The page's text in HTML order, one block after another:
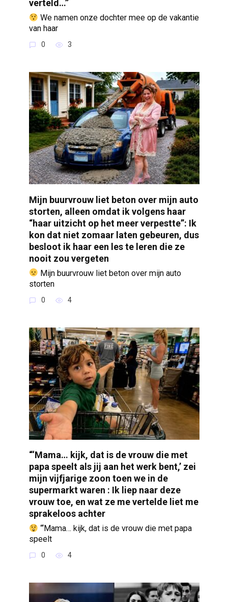
verteld…”
We namen onze dochter mee op de vakantie
van haar
0 3
Mijn buurvrouw liet beton over mijn auto
storten, alleen omdat ik volgens haar
“haar uitzicht op het meer verpestte”: Ik
kon dat niet zomaar laten gebeuren, dus
besloot ik haar een les te leren die ze
nooit zou vergeten
Mijn buurvrouw liet beton over mijn auto
storten
0 4
“‘Mama… kijk, dat is de vrouw die met
papa speelt als jij aan het werk bent,’ zei
mijn vijfjarige zoon toen we in de
supermarkt waren : Ik liep naar deze
vrouw toe, en wat ze me vertelde liet me
sprakeloos achter
“‘Mama… kijk, dat is de vrouw die met papa
speelt
0 4